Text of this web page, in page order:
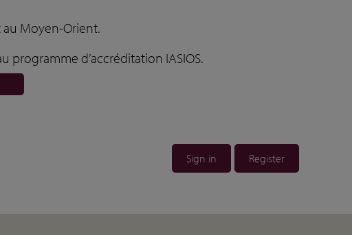
au Moyen-Orient.
programme d’accréditation IASIOS.
Sign in Register